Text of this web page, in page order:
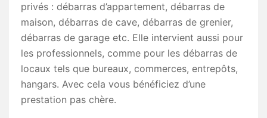
privés : débarras d’appartement, débarras de
maison, débarras de cave, débarras de grenier,
débarras de garage etc. Elle intervient aussi pour
les professionnels, comme pour les débarras de
locaux tels que bureaux, commerces, entrepôts,
hangars. Avec cela vous bénéficiez d’une
prestation pas chère.